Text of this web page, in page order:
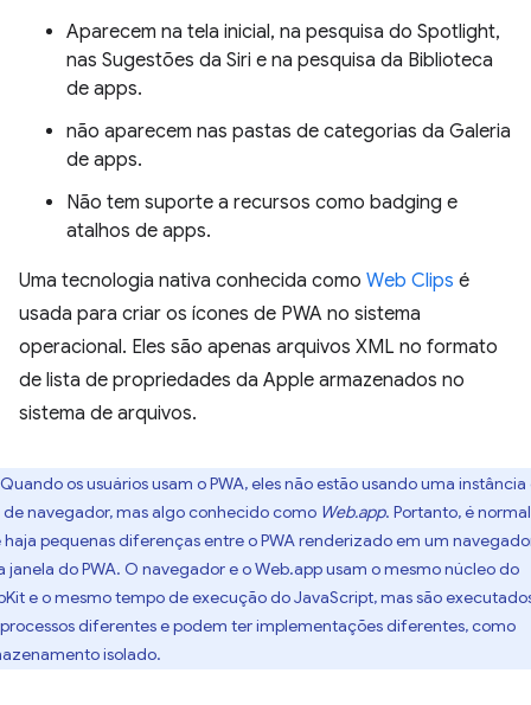
Aparecem na tela inicial, na pesquisa do Spotlight,
nas Sugestões da Siri e na pesquisa da Biblioteca
de apps.
não aparecem nas pastas de categorias da Galeria
de apps.
Não tem suporte a recursos como badging e
atalhos de apps.
Uma tecnologia nativa conhecida como Web Clips é
usada para criar os ícones de PWA no sistema
operacional. Eles são apenas arquivos XML no formato
de lista de propriedades da Apple armazenados no
sistema de arquivos.
Quando os usuários usam o PWA, eles não estão usando uma instância
de navegador, mas algo conhecido como Web.app. Portanto, é normal
haja pequenas diferenças entre o PWA renderizado em um
janela do PWA. O navegador e o Web.app usam o mesmo núcleo do
e o mesmo tempo de execução do JavaScript, mas são
diferentes e podem ter implementações diferentes, como
isolado.